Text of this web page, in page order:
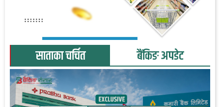
साताका चर्चित बैंकिङ अपडेट